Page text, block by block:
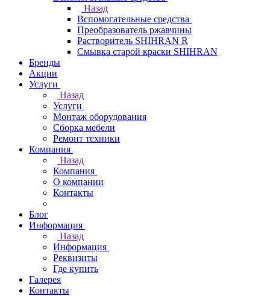
Назад
Вспомогательные средства
Преобразователь ржавчины
Растворитель SHIHRAN R
Смывка старой краски SHIHRAN
Бренды
Акции
Услуги
Назад
Услуги
Монтаж оборудования
Сборка мебели
Ремонт техники
Компания
Назад
Компания
О компании
Контакты
Блог
Информация
Назад
Информация
Реквизиты
Где купить
Галерея
Контакты